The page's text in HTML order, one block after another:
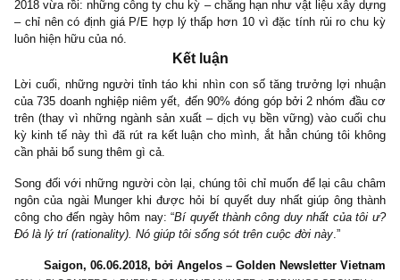
(2)Định giá của ngành chu kỳ phải thấp hơn rất nhiều so
ngành nghề sản xuất/dịch vụ thiết yếu
nghiêp biến động rất mạnh với chu kỳ kinh tế – lúc lợi nhuận
trưởng cao nhất sẽ rất có thể là lúc rủi ro kề cận nguy hiểm nhất.
Nhiều nhà đầu tư giá trị dễ rơi vào bẫy (value trap) khi tin
P/E của ngân hàng, bất động sản thấp hơn thị trường chung,
lịch sử, rất đáng để đầu tư. Song cũng giống như vị chủ tịch
Long của chính công ty thép Hòa Phát đã răn bảo trong đại hội cổ
2018 vừa rồi: những công ty chu kỳ – chẳng hạn như vật liệu xây
– chỉ nên có định giá P/E hợp lý thấp hơn 10 vì đặc tính rủi ro
luôn hiện hữu của nó.